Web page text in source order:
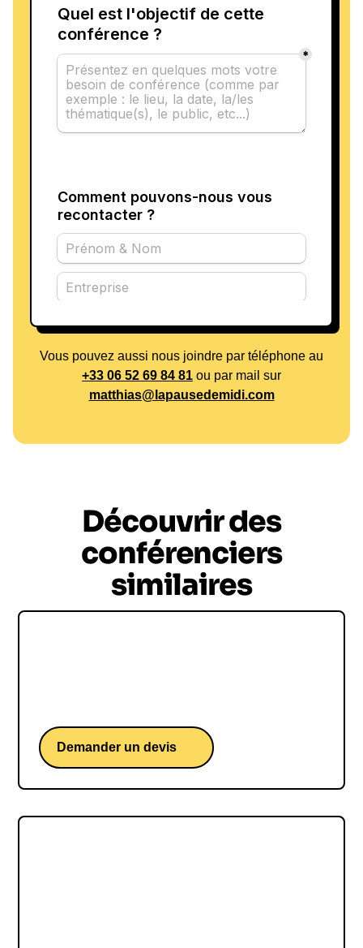
Vous pouvez aussi nous joindre par téléphone au
+33 06 52 69 84 81 ou par mail sur
matthias@lapausedemidi.com
Découvrir des
conférenciers
similaires
Demander un devis